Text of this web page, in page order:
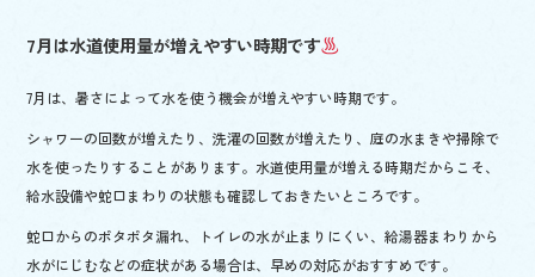
7月は水道使用量が増えやすい時期です
7月は、暑さによって水を使う機会が増えやすい時期です。
シャワーの回数が増えたり、洗濯の回数が増えたり、庭の水まきや掃除で
水を使ったりすることがあります。水道使用量が増える時期だからこそ、
給水設備や蛇口まわりの状態も確認しておきたいところです。
蛇口からのポタポタ漏れ、トイレの水が止まりにくい、給湯器まわりから
水がにじむなどの症状がある場合は、早めの対応がおすすめです。